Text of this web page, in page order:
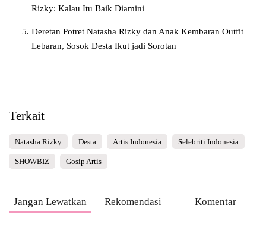
Rizky: Kalau Itu Baik Diamini
Deretan Potret Natasha Rizky dan Anak Kembaran Outfit
Lebaran, Sosok Desta Ikut jadi Sorotan
Terkait
Natasha Rizky Desta Artis Indonesia Selebriti Indonesia
SHOWBIZ Gosip Artis
Jangan Lewatkan Rekomendasi Komentar